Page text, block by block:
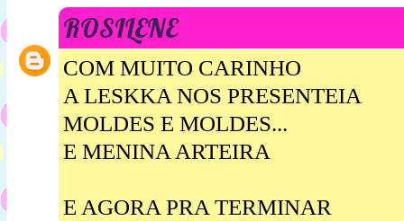
ROSILENE
COM MUITO CARINHO
A LESKKA NOS PRESENTEIA
MOLDES E MOLDES...
E MENINA ARTEIRA
E AGORA PRA TERMINAR